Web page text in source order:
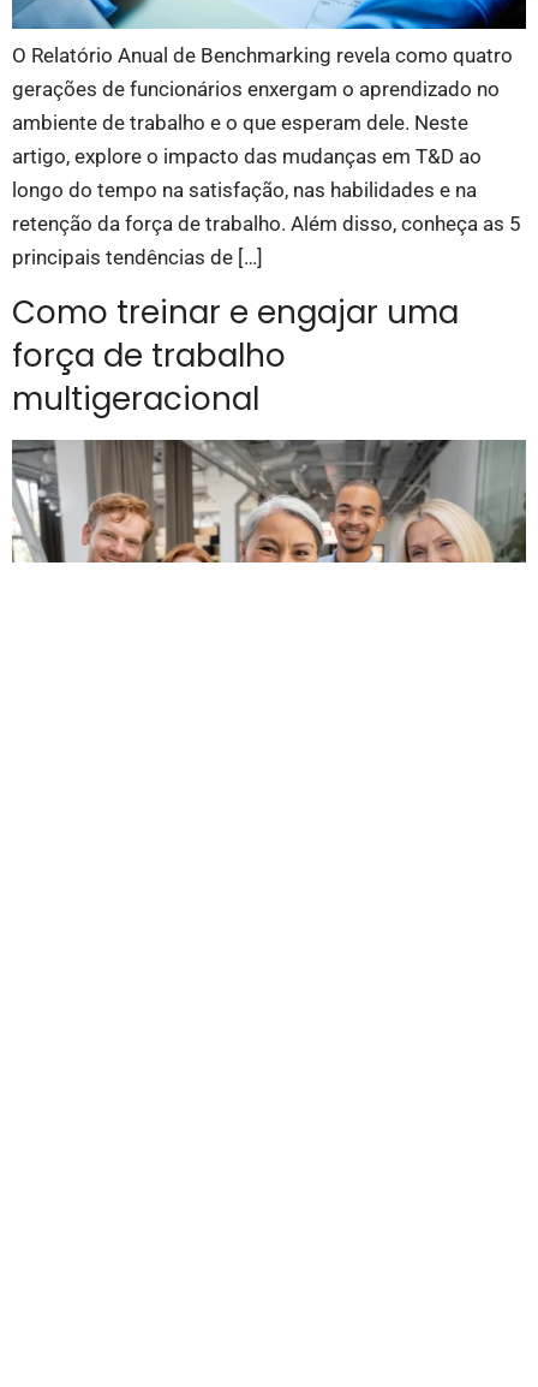
O Relatório Anual de Benchmarking revela como quatro
gerações de funcionários enxergam o aprendizado no
ambiente de trabalho e o que esperam dele. Neste
artigo, explore o impacto das mudanças em T&D ao
longo do tempo na satisfação, nas habilidades e na
retenção da força de trabalho. Além disso, conheça as 5
principais tendências de […]
Como treinar e engajar uma
força de trabalho
multigeracional